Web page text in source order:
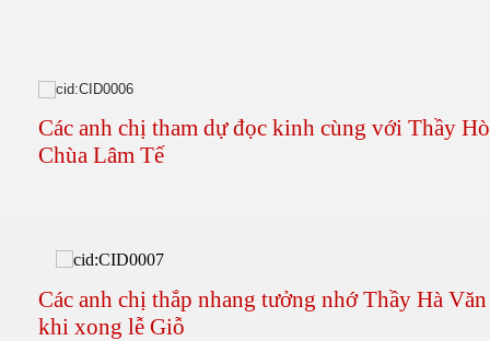
Các anh chị tham dự đọc kinh cùng với Thầy
Chùa Lâm Tế
Các anh chị thắp nhang tưởng nhớ Thầy Hà
khi xong lễ Giỗ